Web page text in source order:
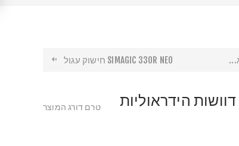
SIMAGIC 330R NEO חישוק עגול
טרם דורג המוצר